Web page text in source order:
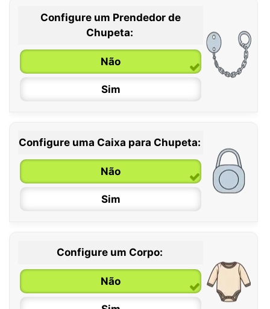
0 / 6 meses
6 / 36 meses
Configure um Prendedor de
Chupeta:
Não
Sim
Configure uma Caixa para Chupeta:
Não
Sim
Configure um Corpo:
Não